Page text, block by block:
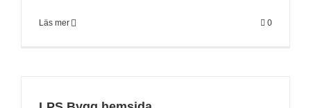
Läs mer 0